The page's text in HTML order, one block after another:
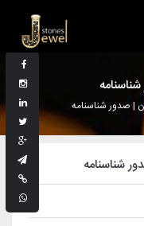
| صدور شناسنامه
شناسنامه